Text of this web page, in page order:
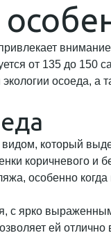
от 135 до 150
осоеда, а
который
коричневого и
особенно
с ярко
ей